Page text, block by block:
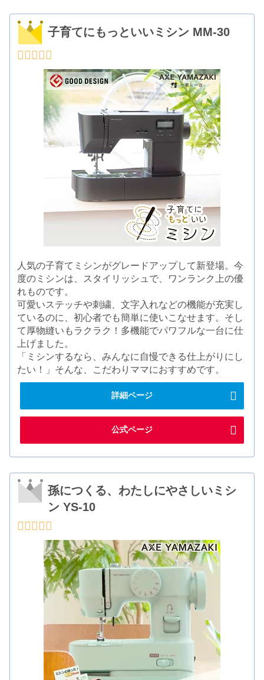
子育てにもっといいミシン MM-30
人気の子育てミシンがグレードアップして新登場。今
度のミシンは、スタイリッシュで、ワンランク上の優
れものです。
可愛いステッチや刺繍、文字入れなどの機能が充実し
ているのに、初心者でも簡単に使いこなせます。そし
て厚物縫いもラクラク！多機能でパワフルな一台に仕
上げました。
「ミシンするなら、みんなに自慢できる仕上がりにし
たい！」そんな、こだわりママにおすすめです。
詳細ページ
公式ページ
孫につくる、わたしにやさしいミシ
ン YS-10